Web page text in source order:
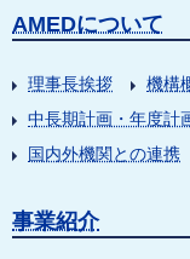
AMEDについて
理事長挨拶 機構
中長期計画・年度計
国内外機関との連携
事業紹介